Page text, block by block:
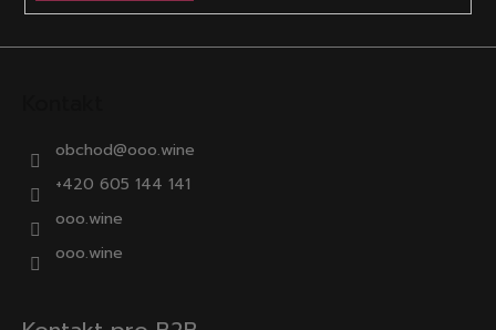
obchod@ooo.wine
+420 605 144 141
ooo.wine
ooo.wine